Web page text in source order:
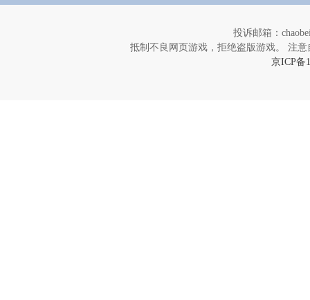
投诉邮箱：
抵制不良网页游戏，拒绝盗版游戏。 注
京ICP备